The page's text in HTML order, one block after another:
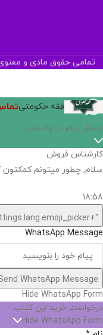
تمامی حقوق مادی و
فقه حکومتی
ارسال پیام در واتساپ
کارشناس فروش
سلام, چطور میتونم کمکتون
18:58
"+chaty_settings.lang.emoji_picker+"
WhatsApp Message
WhatsApp Message
Hide WhatsApp Form
درخواست خرید این کتاب
Hide WhatsApp Form